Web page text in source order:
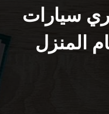
/ نشتري سيارات
المنزل